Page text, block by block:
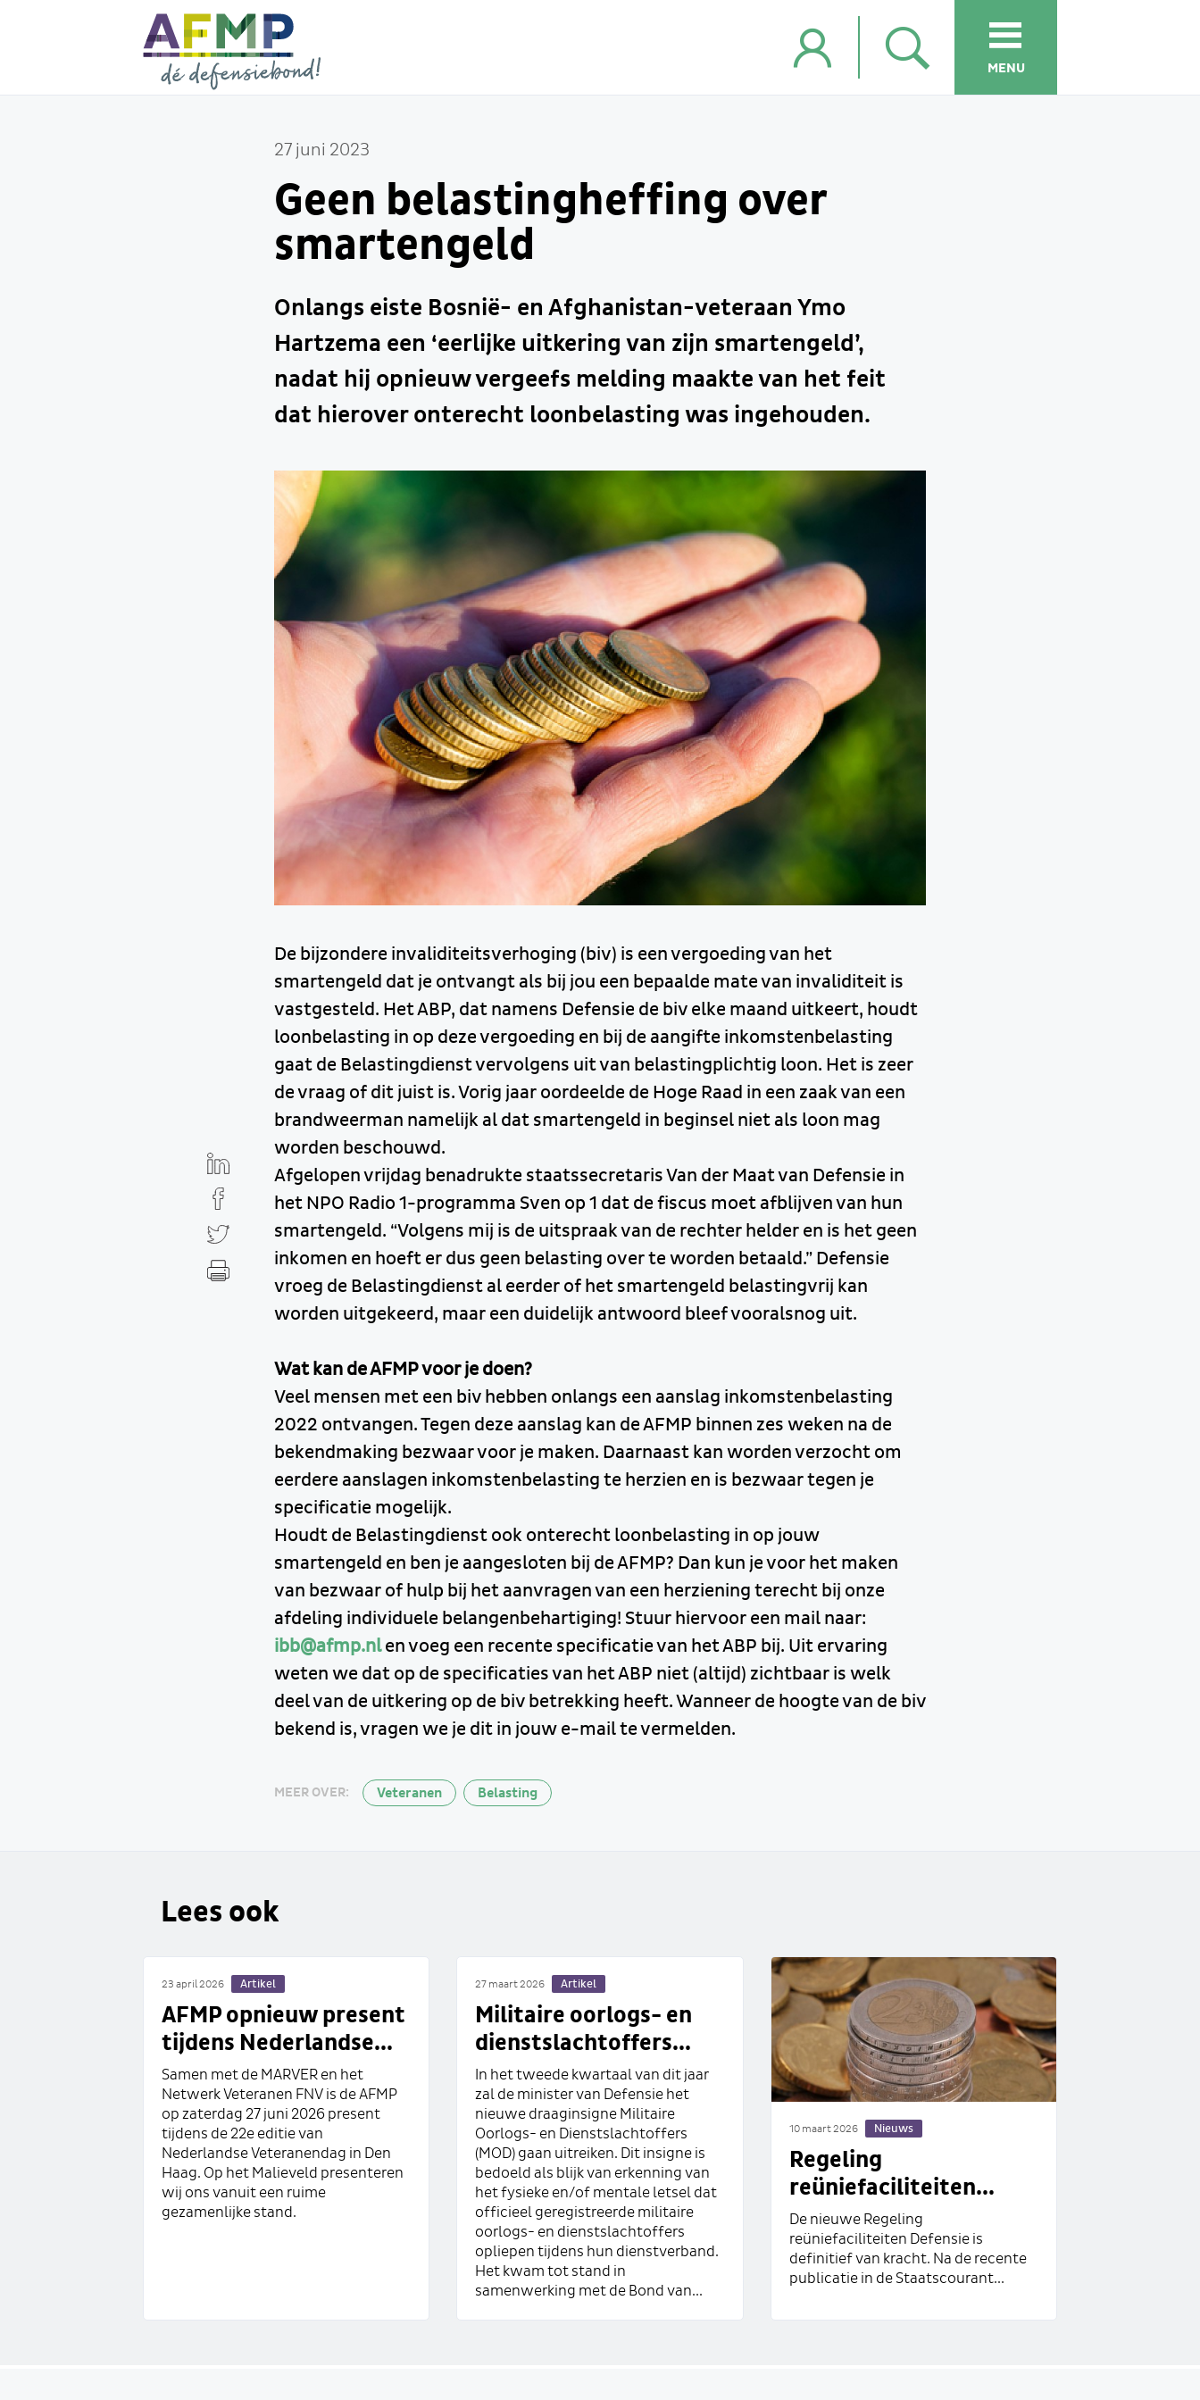
MENU
27 juni 2023
Geen belastingheffing over
smartengeld
Onlangs eiste Bosnië- en Afghanistan-veteraan Ymo
Hartzema een ‘eerlijke uitkering van zijn smartengeld’,
nadat hij opnieuw vergeefs melding maakte van het feit
dat hierover onterecht loonbelasting was ingehouden.
De bijzondere invaliditeitsverhoging (biv) is een vergoeding van het
smartengeld dat je ontvangt als bij jou een bepaalde mate van invaliditeit is
vastgesteld. Het ABP, dat namens Defensie de biv elke maand uitkeert, houdt
loonbelasting in op deze vergoeding en bij de aangifte inkomstenbelasting
gaat de Belastingdienst vervolgens uit van belastingplichtig loon. Het is zeer
de vraag of dit juist is. Vorig jaar oordeelde de Hoge Raad in een zaak van een
brandweerman namelijk al dat smartengeld in beginsel niet als loon mag
worden beschouwd.
Afgelopen vrijdag benadrukte staatssecretaris Van der Maat van Defensie in
het NPO Radio 1-programma Sven op 1 dat de fiscus moet afblijven van hun
smartengeld. “Volgens mij is de uitspraak van de rechter helder en is het geen
inkomen en hoeft er dus geen belasting over te worden betaald.” Defensie
vroeg de Belastingdienst al eerder of het smartengeld belastingvrij kan
worden uitgekeerd, maar een duidelijk antwoord bleef vooralsnog uit.
Wat kan de AFMP voor je doen?
Veel mensen met een biv hebben onlangs een aanslag inkomstenbelasting
2022 ontvangen. Tegen deze aanslag kan de AFMP binnen zes weken na de
bekendmaking bezwaar voor je maken. Daarnaast kan worden verzocht om
eerdere aanslagen inkomstenbelasting te herzien en is bezwaar tegen je
specificatie mogelijk.
Houdt de Belastingdienst ook onterecht loonbelasting in op jouw
smartengeld en ben je aangesloten bij de AFMP? Dan kun je voor het maken
van bezwaar of hulp bij het aanvragen van een herziening terecht bij onze
afdeling individuele belangenbehartiging! Stuur hiervoor een mail naar:
ibb@afmp.nl en voeg een recente specificatie van het ABP bij. Uit ervaring
weten we dat op de specificaties van het ABP niet (altijd) zichtbaar is welk
deel van de uitkering op de biv betrekking heeft. Wanneer de hoogte van de biv
bekend is, vragen we je dit in jouw e-mail te vermelden.
MEER OVER: Veteranen Belasting
Lees ook
23 april 2026 Artikel
AFMP opnieuw present
tijdens Nederlandse...
Samen met de MARVER en het
Netwerk Veteranen FNV is de AFMP
op zaterdag 27 juni 2026 present
tijdens de 22e editie van
Nederlandse Veteranendag in Den
Haag. Op het Malieveld presenteren
wij ons vanuit een ruime
gezamenlijke stand.
27 maart 2026 Artikel
Militaire oorlogs- en
dienstslachtoffers...
In het tweede kwartaal van dit jaar
zal de minister van Defensie het
nieuwe draaginsigne Militaire
Oorlogs- en Dienstslachtoffers
(MOD) gaan uitreiken. Dit insigne is
bedoeld als blijk van erkenning van
het fysieke en/of mentale letsel dat
officieel geregistreerde militaire
oorlogs- en dienstslachtoffers
opliepen tijdens hun dienstverband.
Het kwam tot stand in
samenwerking met de Bond van...
10 maart 2026 Nieuws
Regeling
reüniefaciliteiten...
De nieuwe Regeling
reüniefaciliteiten Defensie is
definitief van kracht. Na de recente
publicatie in de Staatscourant...